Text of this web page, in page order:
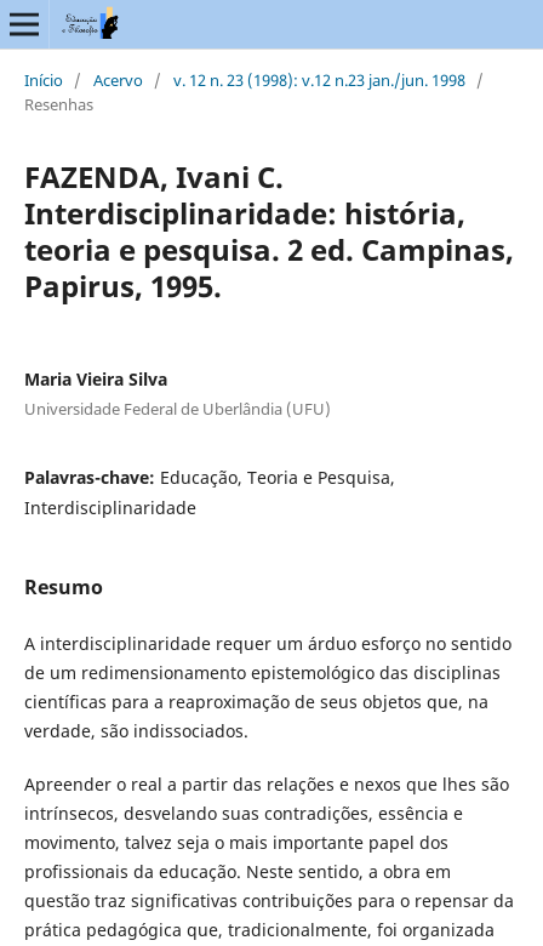
Início / Acervo / v. 12 n. 23 (1998): v.12 n.23 jan./jun. 1998 /
Resenhas
FAZENDA, Ivani C.
Interdisciplinaridade: história,
teoria e pesquisa. 2 ed. Campinas,
Papirus, 1995.
Maria Vieira Silva
Universidade Federal de Uberlândia (UFU)
Palavras-chave: Educação, Teoria e Pesquisa,
Interdisciplinaridade
Resumo
A interdisciplinaridade requer um árduo esforço no sentido
de um redimensionamento epistemológico das disciplinas
científicas para a reaproximação de seus objetos que, na
verdade, são indissociados.
Apreender o real a partir das relações e nexos que lhes são
intrínsecos, desvelando suas contradições, essência e
movimento, talvez seja o mais importante papel dos
profissionais da educação. Neste sentido, a obra em
questão traz significativas contribuições para o repensar da
prática pedagógica que, tradicionalmente, foi organizada